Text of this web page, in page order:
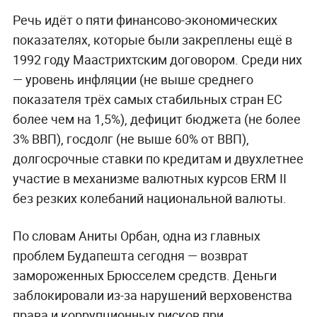
Речь идёт о пяти финансово-экономических
показателях, которые были закреплены ещё в
1992 году Маастрихтским договором. Среди них
— уровень инфляции (не выше среднего
показателя трёх самых стабильных стран ЕС
более чем на 1,5%), дефицит бюджета (не более
3% ВВП), госдолг (не выше 60% от ВВП),
долгосрочные ставки по кредитам и двухлетнее
участие в механизме валютных курсов ERM II
без резких колебаний национальной валюты.
По словам Аниты Орбан, одна из главных
проблем Будапешта сегодня — возврат
замороженных Брюсселем средств. Деньги
заблокировали из-за нарушений верховенства